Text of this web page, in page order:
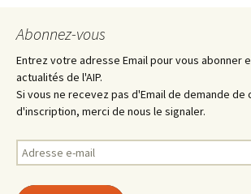
Abonnez-vous
Entrez votre adresse Email pour vous abonner
actualités de l'AIP.
Si vous ne recevez pas d'Email de demande de
d'inscription, merci de nous le signaler.
Adresse
e-